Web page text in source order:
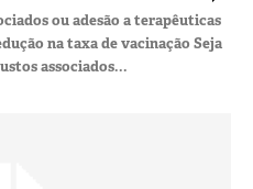
ou adesão a terapêuticas
na taxa de vacinação Seja
associados...